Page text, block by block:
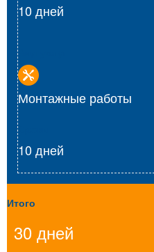
10 дней
Монтажные работы
10 дней
Итого
30 дней